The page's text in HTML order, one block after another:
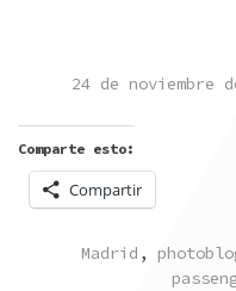
24 de noviembre
Comparte esto:
Compartir
POSTED
Madrid ,